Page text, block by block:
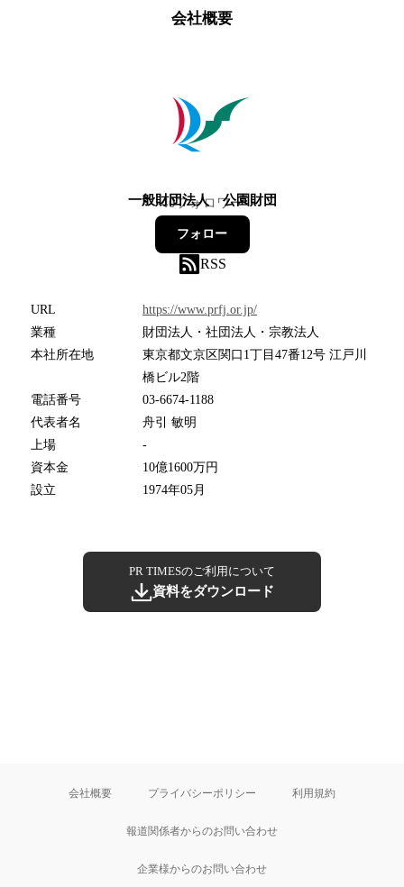
会社概要
一般財団法人 公園財団
40フォロワー
フォロー
RSS
URL
https://www.prfj.or.jp/
業種
財団法人・社団法人・宗教法人
本社所在地
東京都文京区関口1丁目47番12号 江戸川
橋ビル2階
電話番号
03-6674-1188
代表者名
舟引 敏明
上場
-
資本金
10億1600万円
設立
1974年05月
PR TIMESのご利用について
資料をダウンロード
会社概要 プライバシーポリシー 利用規約
報道関係者からのお問い合わせ
企業様からのお問い合わせ